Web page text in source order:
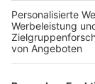
TOP-